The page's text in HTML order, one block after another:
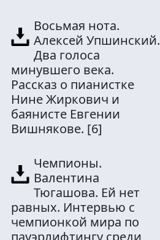
Восьмая нота.
Алексей Упшинский.
Два голоса
минувшего века.
Рассказ о пианистке
Нине Жиркович и
баянисте Евгении
Вишнякове. [6]
Чемпионы.
Валентина
Тюгашова. Ей нет
равных. Интервью с
чемпионкой мира по
пауэрлифтингу среди